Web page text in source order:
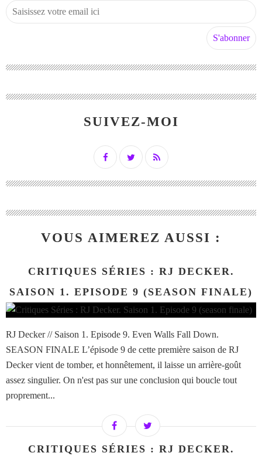
SUIVEZ-MOI
VOUS AIMEREZ AUSSI :
CRITIQUES SÉRIES : RJ DECKER.
SAISON 1. EPISODE 9 (SEASON FINALE)
RJ Decker // Saison 1. Episode 9. Even Walls Fall Down.
SEASON FINALE L’épisode 9 de cette première saison de RJ
Decker vient de tomber, et honnêtement, il laisse un arrière-goût
assez singulier. On n'est pas sur une conclusion qui boucle tout
proprement...
CRITIQUES SÉRIES : RJ DECKER.